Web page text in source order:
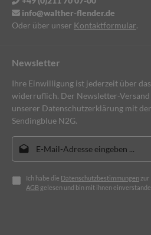
Newsletter
Ihre Einwilligung ist jederzeit über
widerruflich. Der Newsletter-
unserer Datenschutzerklärung mit
Sendingblue N2G.
E-Mail-Adresse*
Ich habe die Datenschutzbestimmungen zur
AGB gelesen und bin mit ihnen
info@walther-flender.de
Oder über unser Kontaktformular.